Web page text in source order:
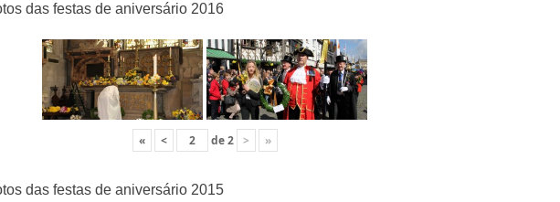
das festas de aniversário 2016
« < de2 > »
das festas de aniversário 2015